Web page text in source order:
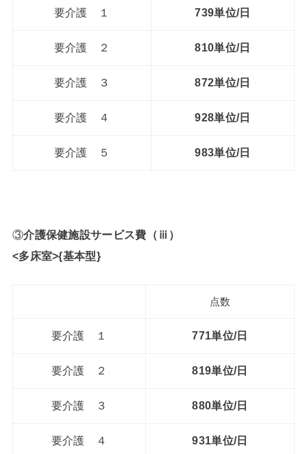
要介護 １ 739単位/日
要介護 ２ 810単位/日
要介護 ３ 872単位/日
要介護 ４ 928単位/日
要介護 ５ 983単位/日
③介護保健施設サービス費（ⅲ）
<多床室>{基本型}
点数
要介護 １ 771単位/日
要介護 ２ 819単位/日
要介護 ３ 880単位/日
要介護 ４ 931単位/日